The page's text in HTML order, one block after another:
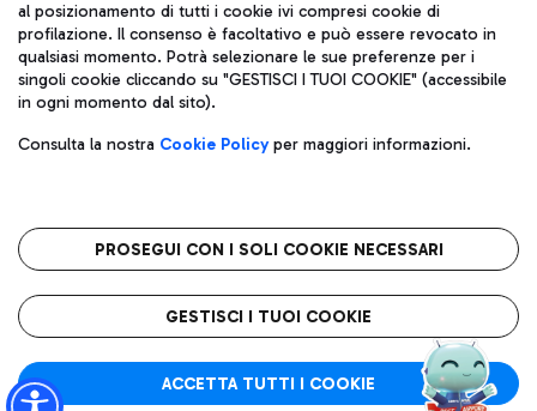
Codice fiscale e Registro delle Imprese di Roma 13032990155 P.
IVA 06572251004
Capitale sociale 62.224.743,00 int. vers.
Sede legale: Via Pier Paolo Racchetti 1 - 00054 Fiumicino (RM)
telefono +39 06 65951
Privacy policy
Note legali
Roma FCO
L'aeroporto stellato
al posizionamento di tutti i cookie ivi compresi cookie di
profilazione. Il consenso è facoltativo e può essere revocato in
qualsiasi momento. Potrà selezionare le sue preferenze per i
singoli cookie cliccando su "GESTISCI I TUOI COOKIE" (accessibile
in ogni momento dal sito).
Consulta la nostra Cookie Policyper maggiori informazioni.
PROSEGUI CON I SOLI COOKIE NECESSARI
GESTISCI I TUOI COOKIE
ACCETTA TUTTI I COOKIE